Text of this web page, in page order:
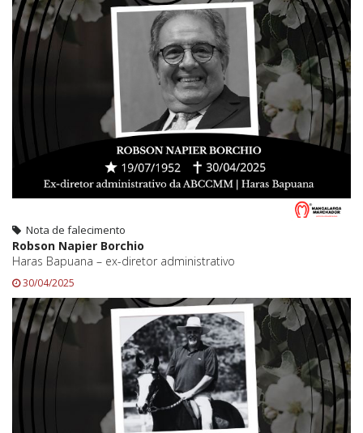
Nota de falecimento
Robson Napier Borchio
Haras Bapuana – ex-diretor administrativo
30/04/2025